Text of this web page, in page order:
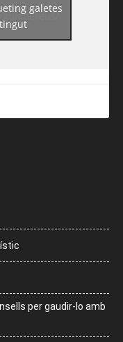
guiadereus/
galetes
per gaudir-lo amb